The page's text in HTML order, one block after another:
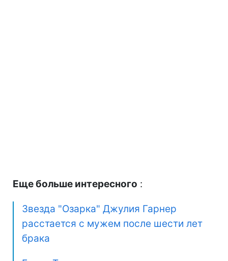
Еще больше интересного :
Звезда "Озарка" Джулия Гарнер
расстается с мужем после шести лет
брака